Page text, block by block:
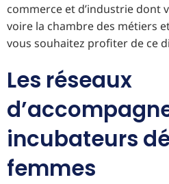
commerce et d’industrie dont
voire la chambre des métiers
vous souhaitez profiter de ce
Les réseaux
incubateurs
femmes